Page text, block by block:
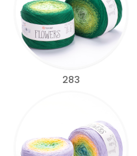
283